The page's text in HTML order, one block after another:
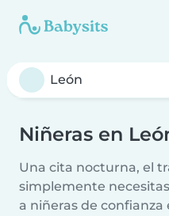
Niñeras en
Una cita nocturna, el
simplemente
a niñeras de